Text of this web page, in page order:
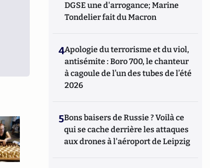
DGSE une d'arrogance; Marine
Tondelier fait du Macron
4Apologie du terrorisme et du viol,
antisémite : Boro 700, le chanteur
à cagoule de l’un des tubes de l’été
2026
5Bons baisers de Russie ? Voilà ce
qui se cache derrière les attaques
aux drones à l'aéroport de Leipzig